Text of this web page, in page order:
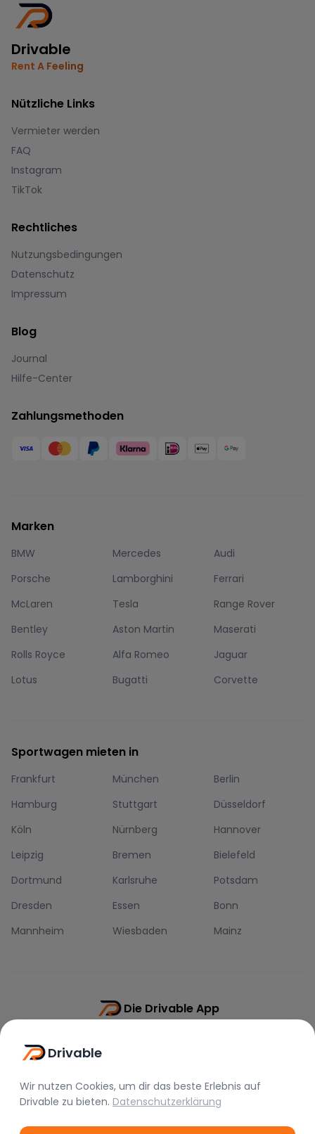
Drivable
Rent A Feeling
Nützliche Links
Vermieter werden
FAQ
Instagram
TikTok
Rechtliches
Nutzungsbedingungen
Datenschutz
Impressum
Blog
Journal
Hilfe-Center
Zahlungsmethoden
Marken
BMW Mercedes
Audi
Porsche
Lamborghini
Ferrari
McLaren
Tesla
Range Rover
Bentley
Aston Martin
Maserati
Rolls Royce
Alfa Romeo
Jaguar
Lotus
Bugatti Corvette
Sportwagen mieten in
Frankfurt München
Berlin
Hamburg
Stuttgart
Düsseldorf
Köln
Nürnberg
Hannover
Leipzig
Bremen
Bielefeld
Dortmund
Karlsruhe
Potsdam
Dresden
Essen
Bonn
Mannheim
Wiesbaden Mainz
Die Drivable App
Drivable
Wir nutzen Cookies, um dir das beste Erlebnis auf
Drivable zu bieten. Datenschutzerklärung